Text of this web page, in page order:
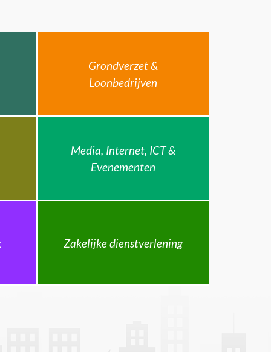
Grondverzet &
Loonbedrijven
Media, Internet, ICT &
Evenementen
Zakelijke dienstverlening